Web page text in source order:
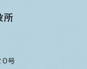
所
号